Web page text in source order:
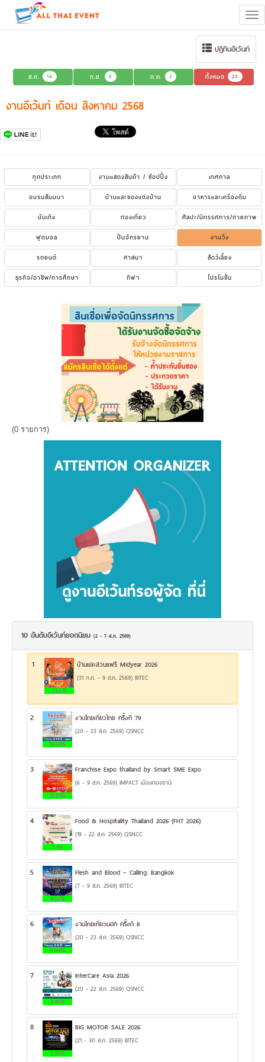
ปฏิทินอีเว้นท์
ส.ค. 14 ก.ย. 6 ต.ค. 2 ทั้งหมด 23
งานอีเว้นท์ เดือน สิงหาคม 2568
ทุกประเภท งานแสดงสินค้า / ช้อปปิ้ง
เทศกาล
อบรมสัมมนา
บ้านและของแต่งบ้าน
อาหารและเครื่องดื่ม
บันเทิง
ท่องเที่ยว
ศิลปะ/นิทรรศการ/ถ่ายภาพ
ฟุตบอล
ปั่นจักรยาน
งานวิ่ง
รถยนต์
ศาสนา
สัตว์เลี้ยง
ธุรกิจ/อาชีพ/การศึกษา
กีฬา โปรโมชั่น
(0 รายการ)
10 อันดับอีเว้นท์ยอดนิยม (2 - 7 ส.ค. 2569)
1
23.5%
บ้านและสวนแฟร์ Midyear 2026
(31 ก.ค. - 9 ส.ค. 2569) BITEC
2
14.68%
งานไทยเที่ยวไทย ครั้งที่ 79
(20 - 23 ส.ค. 2569) QSNCC
3
12.01%
Franchise Expo thailand by Smart SME Expo
(6 - 9 ส.ค. 2569) IMPACT เมืองทองธานี
4
7.1%
Food & Hospitality Thailand 2026 (FHT 2026)
(19 - 22 ส.ค. 2569) QSNCC
5
4.52%
Flesh and Blood – Calling: Bangkok
(7 - 9 ส.ค. 2569) BITEC
6
4.04%
งานไทยเที่ยวนอก ครั้งที่ 8
(20 - 23 ส.ค. 2569) QSNCC
7
3.48%
InterCare Asia 2026
(20 - 22 ส.ค. 2569) QSNCC
8
3.39%
BIG MOTOR SALE 2026
(21 - 30 ส.ค. 2569) BITEC